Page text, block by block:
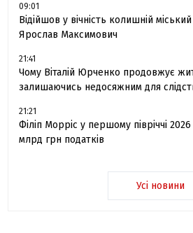
09:01
Відійшов у вічність колишній
Ярослав Максимович
21:41
Чому Віталій Юрченко продовжує
залишаючись недосяжним для
21:21
Філіп Морріс у першому півріччі
млрд грн податків
Усі новини